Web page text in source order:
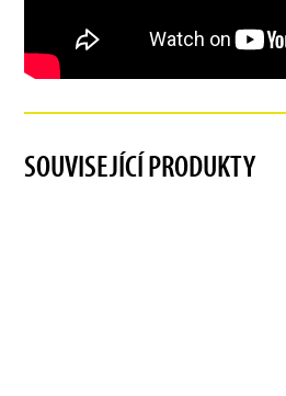
SOUVISEJÍCÍ PRODUKTY